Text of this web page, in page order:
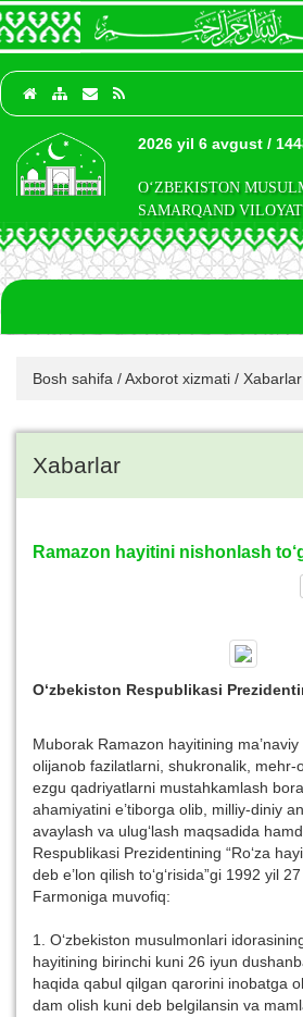
2026 yil 6 avgust /
O‘ZBEKISTON
SAMARQAND
Bosh sahifa /Axborot xizmati / Xabarlar
Xabarlar
Ramazon hayitini nishonlash
O‘zbekiston Respublikasi
Muborak Ramazon hayitining
olijanob fazilatlarni, shukronalik, mehr-
ezgu qadriyatlarni mustahkamlash
ahamiyatini e’tiborga olib, milliy-diniy
avaylash va ulug‘lash maqsadida
Respublikasi Prezidentining “Ro‘za
deb e’lon qilish to‘g‘risida”gi 1992 yil
Farmoniga muvofiq:
1. O‘zbekiston musulmonlari
hayitining birinchi kuni 26 iyun
haqida qabul qilgan qarorini inobatga
dam olish kuni deb belgilansin va